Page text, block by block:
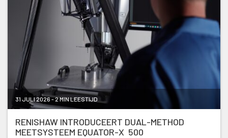
31 JULI 2026 - 2 MIN LEESTIJD
RENISHAW INTRODUCEERT DUAL-METHOD
MEETSYSTEEM EQUATOR-X 500